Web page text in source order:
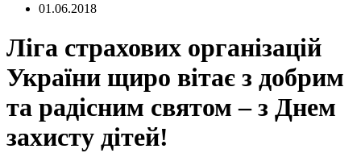
01.06.2018
Ліга страхових організацій
України щиро вітає з добрим
та радісним святом – з Днем
захисту дітей!